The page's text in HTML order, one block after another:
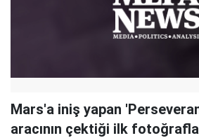
Mars'a iniş yapan
aracının çektiği ilk